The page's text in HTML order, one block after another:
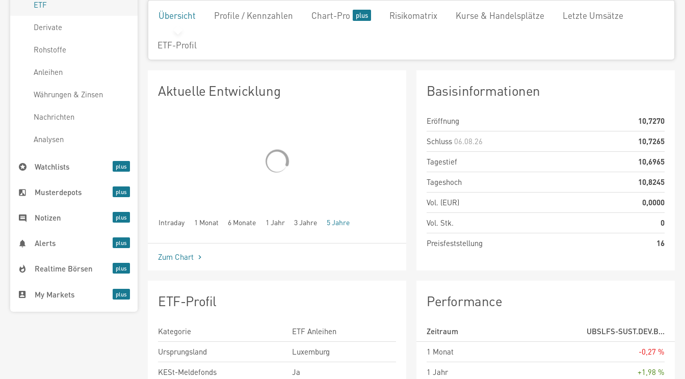
ETF
Derivate
Rohstoffe
Anleihen
Währungen & Zinsen
Nachrichten
Analysen
Watchlists
Musterdepots
Notizen
Alerts
Realtime Börsen
My Markets
Übersicht Profile / Kennzahlen Chart-Pro Risikomatrix Kurse & Handelsplätze Letzte Umsätze
ETF-Profil
Aktuelle Entwicklung
Intraday 1 Monat 6 Monate 1 Jahr 3 Jahre 5 Jahre
seit Beginn
Zum Chart
Basisinformationen
Eröffnung
10,7270
Schluss 06.08.26
10,7265
Tagestief
10,6965
Tageshoch
10,8245
Vol. (EUR)
0,0000
Vol. Stk.
0
Preisfeststellung
16
ETF-Profil
Kategorie
ETF Anleihen
Ursprungsland
Luxemburg
KESt-Meldefonds
Ja
Performance
Zeitraum
UBSLFS-SUST.DEV.B...
1 Monat
-0,27 %
1 Jahr
+1,98 %